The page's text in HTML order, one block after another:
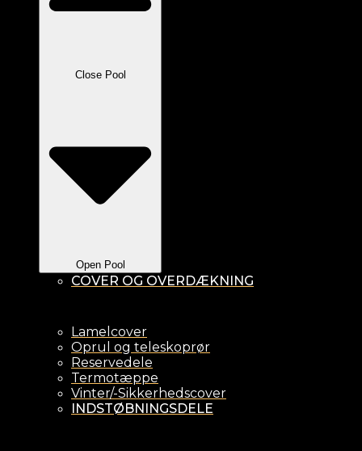
Close Pool
Open Pool
COVER OG OVERDÆKNING
Lamelcover
Oprul og teleskoprør
Reservedele
Termotæppe
Vinter/-Sikkerhedscover
INDSTØBNINGSDELE